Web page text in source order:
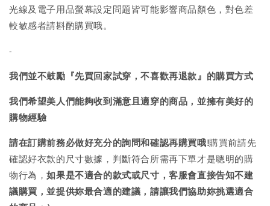
光線及電子用品螢幕設定問題皆可能影響商品顏色，對色差
較敏感者請斟酌購買哦。
-
我們並不鼓勵『先買回家試穿，不喜歡再退款』的購買方式
我們希望美人們能夠收到滿意且適穿的商品，並擁有美好的
購物經驗
請在訂購前務必做好充分的詢問和確認再購買哦!購買前請先
確認好衣款的尺寸數據，判斷符合所需再下單才是聰明的購
物行為，如果是不適合的款式或尺寸，客服會直接告知不建
議購買，並提供妳最合適的建議，請讓我們協助妳挑選適合